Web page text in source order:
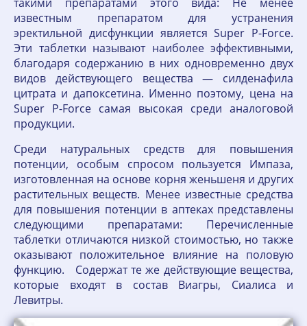
известным препаратом для устранения
эректильной дисфункции является Super P-Forсe.
Эти таблетки называют наиболее эффективными,
благодаря содержанию в них одновременно двух
видов действующего вещества — силденафила
цитрата и дапоксетина. Именно поэтому, цена на
Super P-Forсe самая высокая среди аналоговой
продукции.
Среди натуральных средств для повышения
потенции, особым спросом пользуется Импаза,
изготовленная на основе корня женьшеня и других
растительных веществ. Менее известные средства
для повышения потенции в аптеках представлены
следующими препаратами: Перечисленные
таблетки отличаются низкой стоимостью, но также
оказывают положительное влияние на половую
функцию. Содержат те же действующие вещества,
которые входят в состав Виагры, Сиалиса и
Левитры.